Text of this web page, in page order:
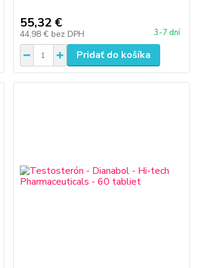
55,32 €
44,98 € bez DPH 3-7 dní
Pridať do košíka